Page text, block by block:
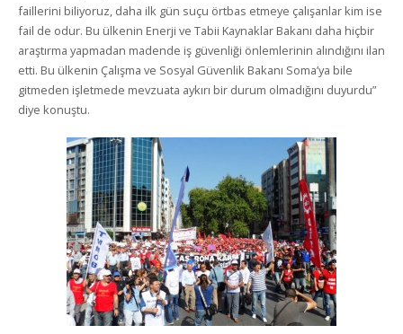
faillerini biliyoruz, daha ilk gün suçu örtbas etmeye çalışanlar kim ise
fail de odur. Bu ülkenin Enerji ve Tabii Kaynaklar Bakanı daha hiçbir
araştırma yapmadan madende iş güvenliği önlemlerinin alındığını ilan
etti. Bu ülkenin Çalışma ve Sosyal Güvenlik Bakanı Soma’ya bile
gitmeden işletmede mevzuata aykırı bir durum olmadığını duyurdu”
diye konuştu.